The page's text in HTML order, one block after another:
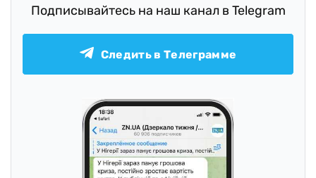
Подписывайтесь на наш канал в Telegram
Следить в Телеграмме